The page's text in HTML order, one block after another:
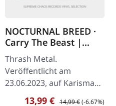
NOCTURNAL BREED ·
Carry The Beast |
TRANSPARENT RED LP
Thrash Metal.
Veröffentlicht am
23.06.2023, auf Karisma
Records. Transparent
Verkaufspreis:
13,99 € Regulärer Preis:
14,99 €(-6.67%)